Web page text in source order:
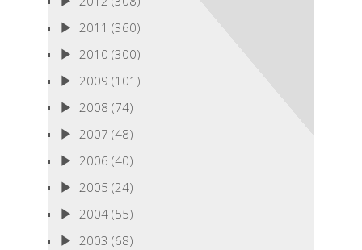
2011 (360)
2010 (300)
2009 (101)
2008 (74)
2007 (48)
2006 (40)
2005 (24)
2004 (55)
2003 (68)